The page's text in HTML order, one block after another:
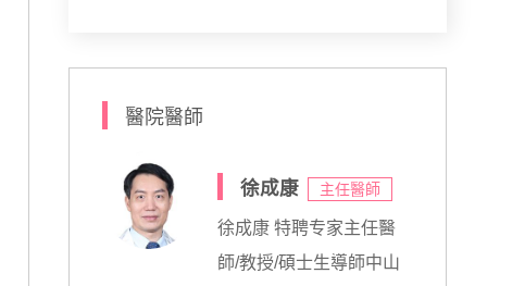
醫院醫師
徐成康 主任醫師
徐成康 特聘专家主任醫
師/教授/碩士生導師中山